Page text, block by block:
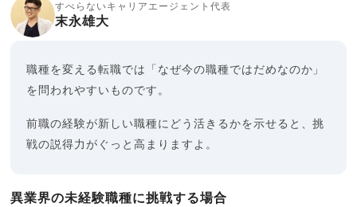
すべらないキャリアエージェント代表
末永雄大
職種を変える転職では「なぜ今の職種ではだめなのか」
を問われやすいものです。
前職の経験が新しい職種にどう活きるかを示せると、挑
戦の説得力がぐっと高まりますよ。
異業界の未経験職種に挑戦する場合